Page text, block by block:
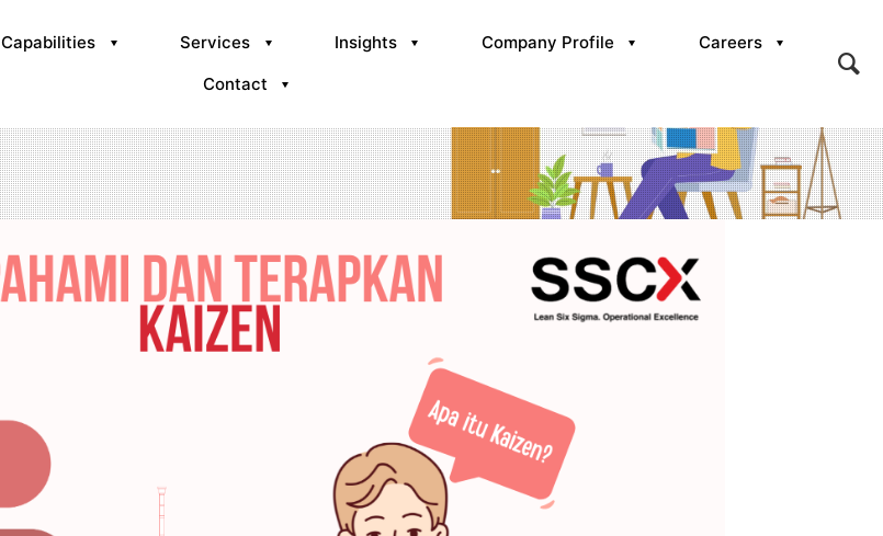
Capabilities Services Insights Company Profile
Careers
Contact